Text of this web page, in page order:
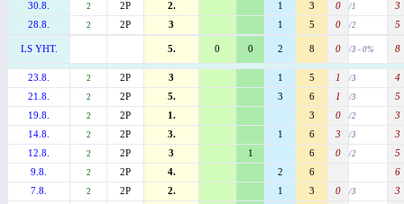
30.8.
2 2P 2. 1 3 0 /1
3
28.8.
2 2P 3 1 5 0 /2 5
LS YHT. 5. 0 0 2 8 0 /3 - 0% 8
23.8. 2 2P 3 1 5 1 /3
4
21.8.
2 2P 5. 3 6 1 /3
5
19.8.
2 2P 1. 3 0 /2
3
14.8.
2 2P 3. 1 6 3 /3
3
12.8.
2 2P 3 1 6 0 /2
5
9.8.
2 2P 4. 2 6
6
7.8.
2 2P 2. 1 3 0 /3
3